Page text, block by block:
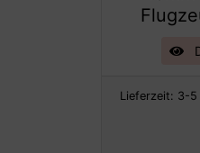
Lieferzeit: 3-5